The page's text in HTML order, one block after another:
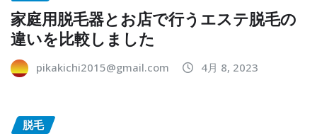
家庭用脱毛器とお店で行うエステ脱毛の
違いを比較しました
pikakichi2015@gmail.com 4月 8, 2023
脱毛